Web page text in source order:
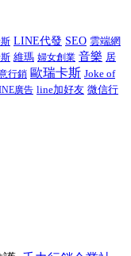
LINE代發 SEO 雲端網
維瑪 婦女創業 音樂 居
行銷 歐瑞卡斯 Joke of
廣告 line加好友 微信行